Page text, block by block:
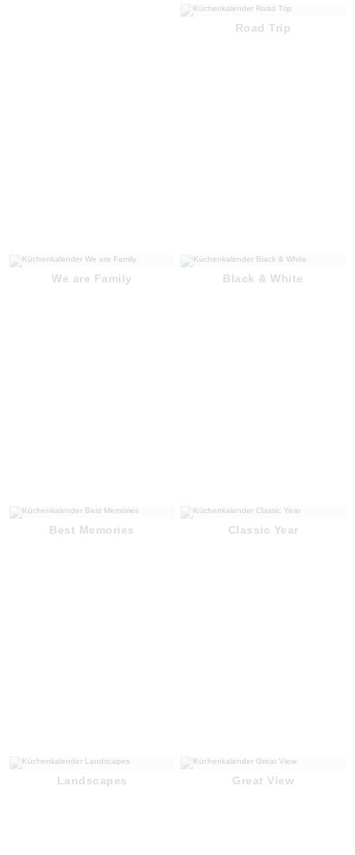
Road Trip
We are Family Black & White
Best Memories Classic Year
Landscapes Great View